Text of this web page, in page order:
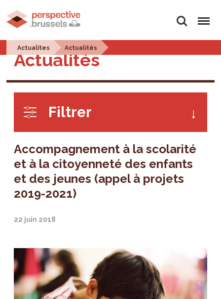
Rechercher
Menu
Actualites Actualités
Actualités
Filtrer
Accompagnement à la scolarité
et à la citoyenneté des enfants
et des jeunes (appel à projets
2019-2021)
22 juin 2018